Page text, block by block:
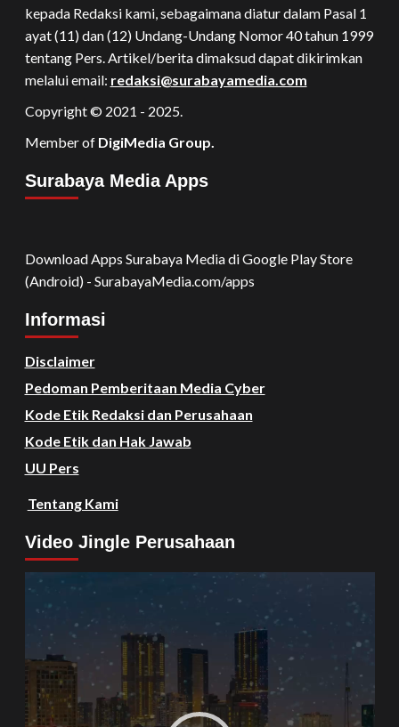
kepada Redaksi kami, sebagaimana diatur dalam Pasal 1
ayat (11) dan (12) Undang-Undang Nomor 40 tahun 1999
tentang Pers. Artikel/berita dimaksud dapat dikirimkan
melalui email: redaksi@surabayamedia.com
Copyright © 2021 - 2025.
Member of DigiMedia Group.
Surabaya Media Apps
Download Apps Surabaya Media di Google Play Store
(Android) - SurabayaMedia.com/apps
Informasi
Disclaimer
Pedoman Pemberitaan Media Cyber
Kode Etik Redaksi dan Perusahaan
Kode Etik dan Hak Jawab
UU Pers
Tentang Kami
Video Jingle Perusahaan
Video
Player